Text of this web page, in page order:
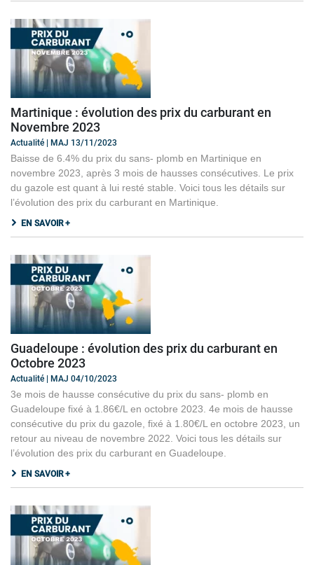
Martinique : évolution des prix du carburant en
Novembre 2023
Actualité | MAJ 13/11/2023
Baisse de 6.4% du prix du sans- plomb en Martinique en
novembre 2023, après 3 mois de hausses consécutives. Le prix
du gazole est quant à lui resté stable. Voici tous les détails sur
l’évolution des prix du carburant en Martinique.
EN SAVOIR +
Guadeloupe : évolution des prix du carburant en
Octobre 2023
Actualité | MAJ 04/10/2023
3e mois de hausse consécutive du prix du sans- plomb en
Guadeloupe fixé à 1.86€/L en octobre 2023. 4e mois de hausse
consécutive du prix du gazole, fixé à 1.80€/L en octobre 2023, un
retour au niveau de novembre 2022. Voici tous les détails sur
l’évolution des prix du carburant en Guadeloupe.
EN SAVOIR +